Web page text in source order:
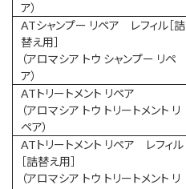
ア）
ATシャンプー リペア レフィル［詰
替え用］
（アロマシア トウ シャンプー リペ
ア）
ATトリートメント リペア
（アロマシア トウ トリートメント リ
ペア）
ATトリートメント リペア レフィル
［詰替え用］
（アロマシア トウ トリートメント リ